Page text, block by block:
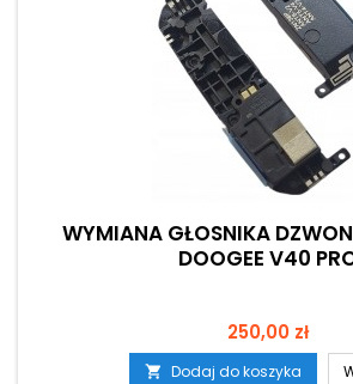
WYMIANA GŁOSNIKA
DOOGEE V40
Cena
250,00 zł
 Dodaj do koszyka